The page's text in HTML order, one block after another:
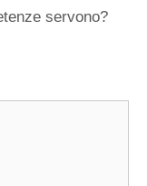
servono?